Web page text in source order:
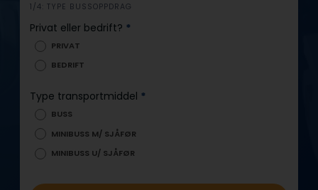
h
e
1/4: TYPE BUSSOPPDRAG
Privat eller bedrift? *
PRIVAT
BEDRIFT
Type transportmiddel *
BUSS
MINIBUSS M/ SJÅFØR
MINIBUSS U/ SJÅFØR